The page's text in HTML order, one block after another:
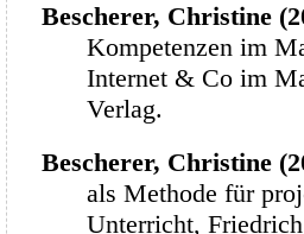
Bescherer, Christine
Kompetenzen im
Internet & Co im
Verlag.
Bescherer, Christine
als Methode für
Unterricht,